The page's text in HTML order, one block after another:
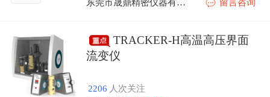
东莞市晟鼎精密仪器有限公司
留言咨询
TRACKER-H高温高压界面
流变仪
2206 人次关注